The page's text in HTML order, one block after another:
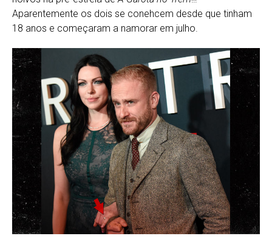
Aparentemente os dois se conehcem desde que tinham
18 anos e começaram a namorar em julho.